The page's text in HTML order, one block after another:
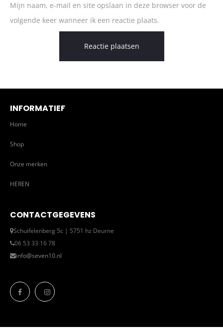
Mijn naam, e-mail en site opslaan in deze browser voor de
volgende keer wanneer ik een reactie plaats.
INFORMATIEF
Home
Shop
Onze merken
HEREN
CONTACTGEGEVENS
Schuifelenberg 5c | 5751 hz Deurne
06 53 33 16 78
info@seven10.nl